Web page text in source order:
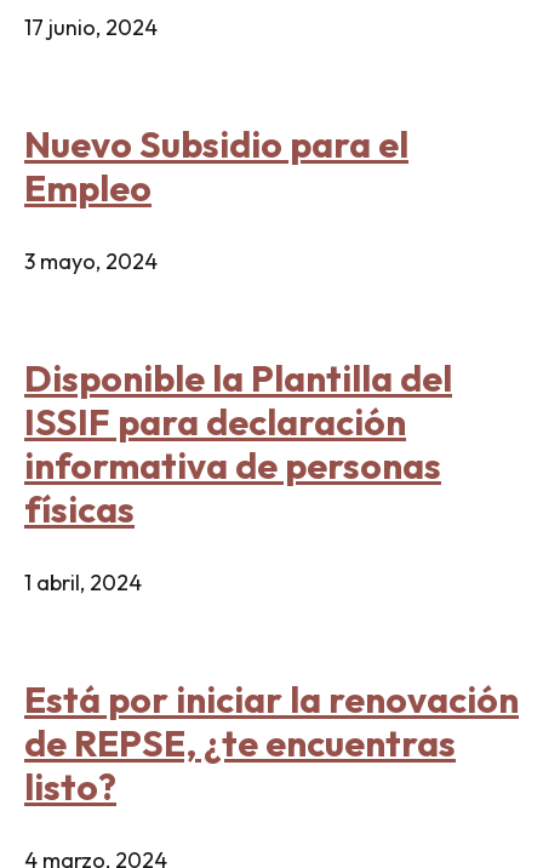
17 junio, 2024
Nuevo Subsidio para el
Empleo
3 mayo, 2024
Disponible la Plantilla del
ISSIF para declaración
informativa de personas
físicas
1 abril, 2024
Está por iniciar la renovación
de REPSE, ¿te encuentras
listo?
4 marzo, 2024